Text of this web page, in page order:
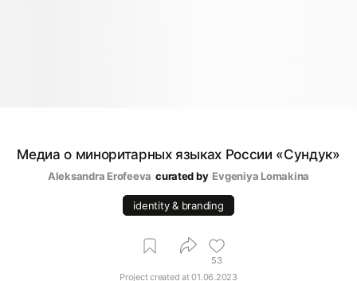
Медиа о миноритарных языках России «Сундук»
Aleksandra Erofeeva curated by Evgeniya Lomakina
identity & branding
53
Project created at01.06.2023